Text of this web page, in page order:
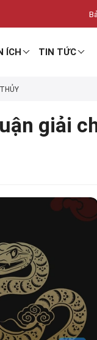
ÍCH TIN TỨC
giải